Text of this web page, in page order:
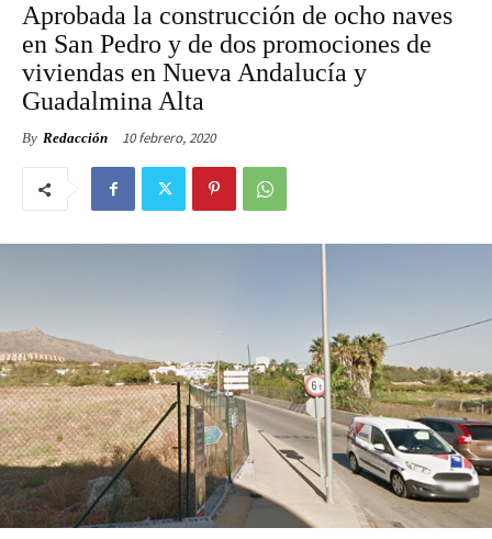
Aprobada la construcción de ocho naves
en San Pedro y de dos promociones de
viviendas en Nueva Andalucía y
Guadalmina Alta
By Redacción 10 febrero, 2020